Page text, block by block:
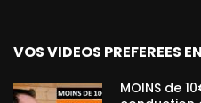
VOS VIDEOS PREFEREES
MOINS de